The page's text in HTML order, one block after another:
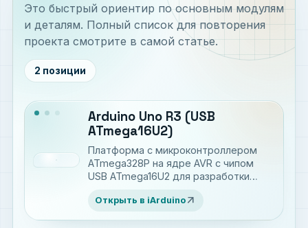
Это быстрый ориентир по основным модулям
и деталям. Полный список для повторения
проекта смотрите в самой статье.
2 позиции
Arduino Uno R3 (USB
ATmega16U2)
Платформа c микроконтроллером
ATmega328P на ядре AVR с чипом
USB ATmega16U2 для разработки
Открыть в iArduino arrow_outward